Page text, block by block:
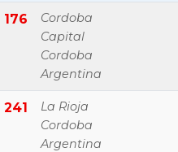
176
Cordoba
Capital
Cordoba
Argentina
241
La Rioja
Cordoba
Argentina